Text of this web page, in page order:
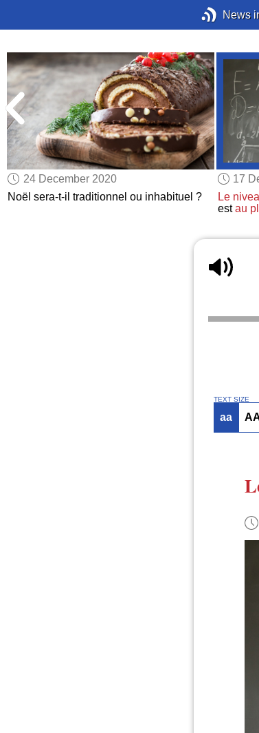
News
24 December 2020
Noël sera-t-il traditionnel ou inhabituel ?
17
Le
estau
TEXT SIZE
aa